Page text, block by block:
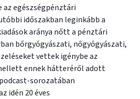
az egészségpénztári
időszakban leginkább a
aránya nőtt a pénztári
bőrgyógyászati, nőgyógyászati,
vettek igénybe az
ennek hátteréről adott
sorozatában
idén 20 éves